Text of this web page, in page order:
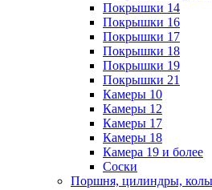
Покрышки 14
Покрышки 16
Покрышки 17
Покрышки 18
Покрышки 19
Покрышки 21
Камеры 10
Камеры 12
Камеры 17
Камеры 18
Камера 19 и более
Соски
Поршня, цилиндры,